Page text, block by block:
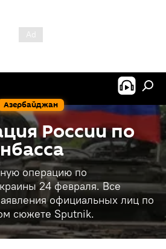
Азербайджан
России по
операцию по
24 февраля. Все
официальных лиц по
сюжете Sputnik.